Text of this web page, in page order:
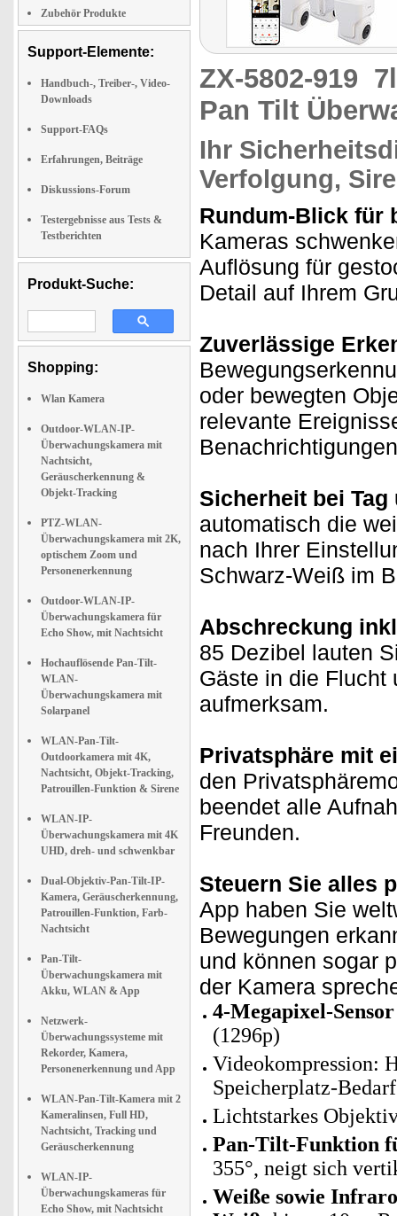
Zubehör Produkte
Support-Elemente:
Handbuch-, Treiber-, Video-
Downloads
Support-FAQs
Erfahrungen, Beiträge
Diskussions-Forum
Testergebnisse aus Tests &
Testberichten
Produkt-Suche:
Shopping:
Wlan Kamera
Outdoor-WLAN-IP-
Überwachungskamera mit
Nachtsicht,
Geräuscherkennung &
Objekt-Tracking
PTZ-WLAN-
Überwachungskamera mit 2K,
optischem Zoom und
Personenerkennung
Outdoor-WLAN-IP-
Überwachungskamera für
Echo Show, mit Nachtsicht
Hochauflösende Pan-Tilt-
WLAN-
Überwachungskamera mit
Solarpanel
WLAN-Pan-Tilt-
Outdoorkamera mit 4K,
Nachtsicht, Objekt-Tracking,
Patrouillen-Funktion & Sirene
WLAN-IP-
Überwachungskamera mit 4K
UHD, dreh- und schwenkbar
Dual-Objektiv-Pan-Tilt-IP-
Kamera, Geräuscherkennung,
Patrouillen-Funktion, Farb-
Nachtsicht
Pan-Tilt-
Überwachungskamera mit
Akku, WLAN & App
Netzwerk-
Überwachungssysteme mit
Rekorder, Kamera,
Personenerkennung und App
WLAN-Pan-Tilt-Kamera mit 2
Kameralinsen, Full HD,
Nachtsicht, Tracking und
Geräuscherkennung
WLAN-IP-
Überwachungskameras für
Echo Show, mit Nachtsicht
ZX-5802-919
Pan Tilt
Ihr
Verfolgung,
Rundum-Blick für
Kameras
Auflösung für
Detail auf Ihrem
Zuverlässige
oder bewegten
relevante
Sicherheit bei Tag
automatisch die
nach Ihrer
Schwarz-Weiß im
Abschreckung
85 Dezibel lauten
Gäste in die Flucht
aufmerksam.
Privatsphäre mit
den
beendet alle
Freunden.
Steuern Sie alles
App haben Sie
Bewegungen
und können sogar
der Kamera
4-Megapixel-
(1296p)
Videokompression:
Speicherplatz-Bedarf
Lichtstarkes
Pan-Tilt-Funktion
355°, neigt sich
Weiße sowie